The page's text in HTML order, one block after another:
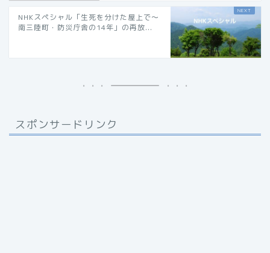
NHKスペシャル「生死を分けた屋上で～
南三陸町・防災庁舎の14年」の再放...
スポンサードリンク